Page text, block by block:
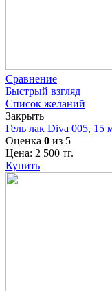
Сравнение
Быстрый взгляд
Список желаний
Закрыть
Гель лак Diva 005, 15
Оценка 0 из 5
Цена: 2 500 тг.
Купить